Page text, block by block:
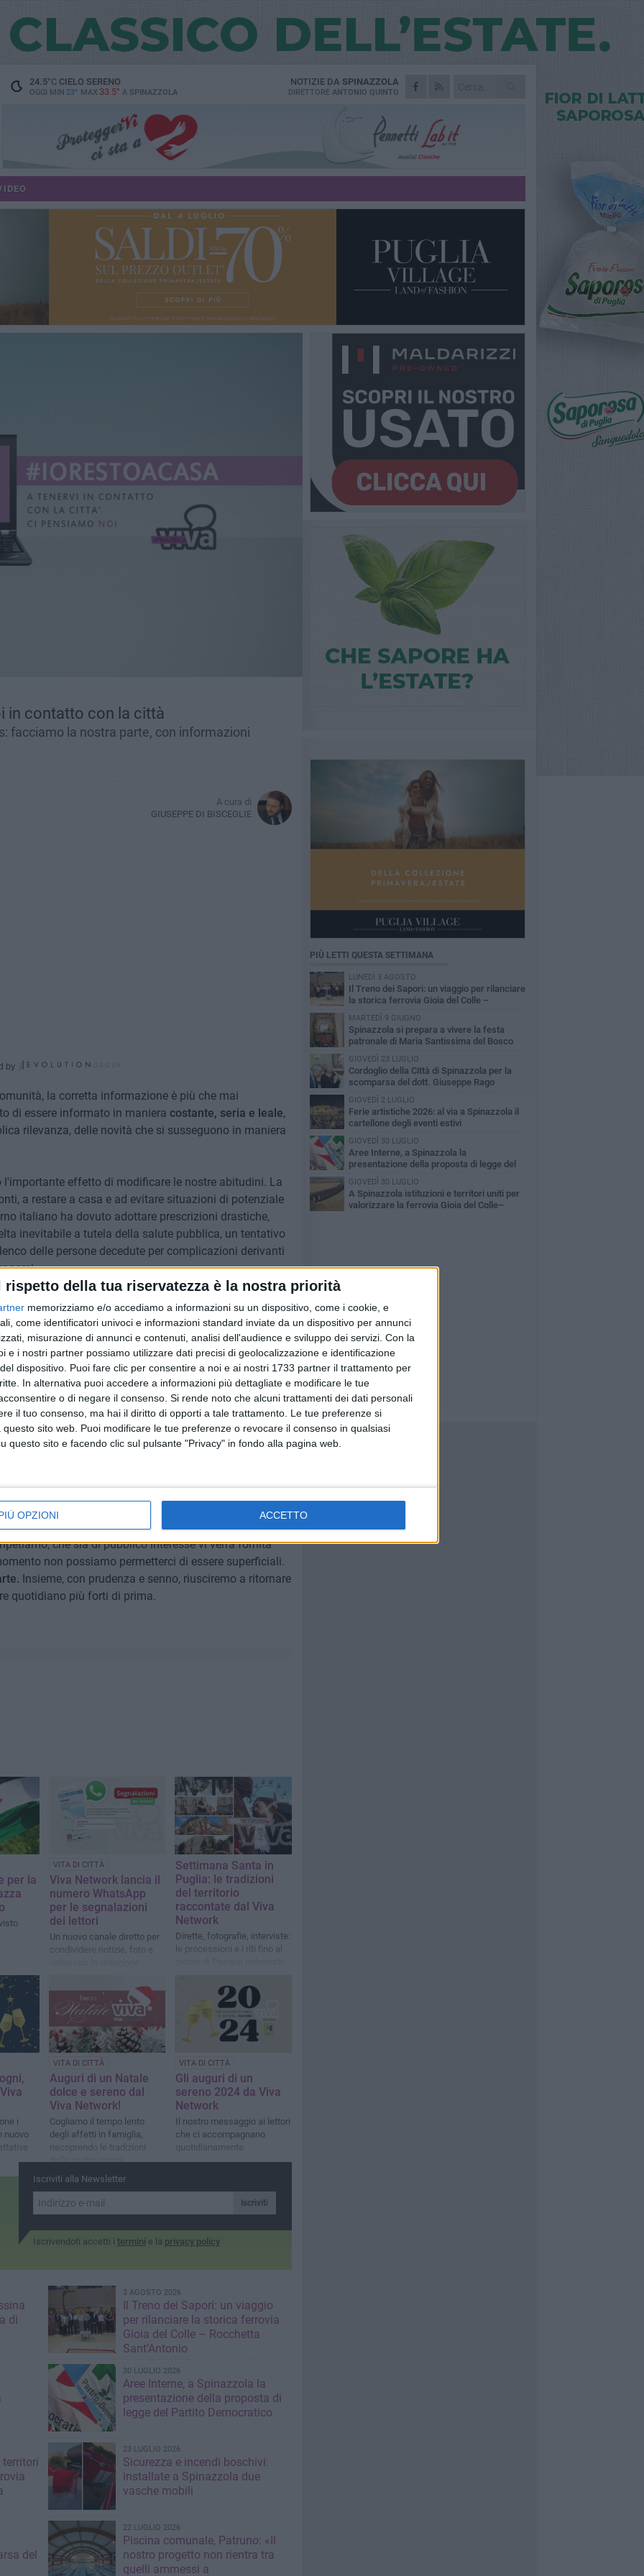
rispetto della tua riservatezza è la nostra priorità
memorizziamo e/o accediamo a informazioni su un dispositivo, come i cookie, e
come identificatori univoci e informazioni standard inviate da un dispositivo per annunci
misurazione di annunci e contenuti, analisi dell'audience e sviluppo dei servizi. Con la
e i nostri partner possiamo utilizzare dati precisi di geolocalizzazione e identificazione
dispositivo. Puoi fare clic per consentire a noi e ai nostri 1733 partner il trattamento per
In alternativa puoi accedere a informazioni più dettagliate e modificare le tue
o di negare il consenso. Si rende noto che alcuni trattamenti dei dati personali
il tuo consenso, ma hai il diritto di opporti a tale trattamento. Le tue preferenze si
sito web. Puoi modificare le tue preferenze o revocare il consenso in qualsiasi
questo sito e facendo clic sul pulsante "Privacy" in fondo alla pagina web.
OPZIONI ACCETTO
24.5°CCIELO SERENO
OGGI MIN 23° MAX 33.5° A SPINAZZOLA
NOTIZIE DA SPINAZZOLA
DIRETTORE ANTONIO QUINTO
in contatto con la città
facciamo la nostra parte, con informazioni
A cura di
GIUSEPPE DI BISCEGLIE
by
la corretta informazione è più che mai
di essere informato in maniera costante, seria e leale,
rilevanza, delle novità che si susseguono in maniera
l'importante effetto di modificare le nostre abitudini. La
a restare a casa e ad evitare situazioni di potenziale
italiano ha dovuto adottare prescrizioni drastiche,
inevitabile a tutela della salute pubblica, un tentativo
delle persone decedute per complicazioni derivanti
particolare momento storico, sentiamo l'esigenza di
ai cittadini la responsabilità di rimanere a casa. Al
garantire una corretta, tempestiva e leale informazione,
che ci lega ai nostri lettori.
rassicurarvi:vi terremo in contatto con la città, vi
proveremo a dare il massimo di noi stessi affinché
una informazione totalmente verificata e attendibile.
mezze notizie.
non verificate attraverso i social network e gli
che sia di pubblico interesse vi verrà fornita
non possiamo permetterci di essere superficiali.
Insieme, con prudenza e senno, riusciremo a ritornare
quotidiano più forti di prima.
per la
VITA DI CITTÀ
Viva Network lancia il
numero WhatsApp
per le segnalazioni
dei lettori
Un nuovo canale diretto per
condividere notizie, foto e
Settimana Santa in
Puglia: le tradizioni
del territorio
raccontate dal Viva
Network
Dirette, fotografie, interviste:
le processioni e i riti fino al
quest’anno con la
commozione per la morte di
Papa Francesco
i
nuovo
VITA DI CITTÀ
Auguri di un Natale
dolce e sereno dal
Viva Network!
Cogliamo il tempo lento
degli affetti in famiglia,
riscoprendo le tradizioni
delle nostre origini
VITA DI CITTÀ
Gli auguri di un
sereno 2024 da Viva
Network
Il nostro messaggio ai lettori
che ci accompagnano
quotidianamente
Iscriviti alla Newsletter
Iscriviti
Iscrivendoti accetti i termini e la privacy policy
di
3 AGOSTO 2026
Il Treno dei Sapori: un viaggio
per rilanciare la storica ferrovia
Gioia del Colle – Rocchetta
Sant’Antonio
30 LUGLIO 2026
Aree Interne, a Spinazzola la
presentazione della proposta di
legge del Partito Democratico
23 LUGLIO 2026
Sicurezza e incendi boschivi:
installate a Spinazzola due
vasche mobili
del
22 LUGLIO 2026
Piscina comunale, Patruno: «Il
nostro progetto non rientra tra
quelli ammessi a
PIÙ LETTI QUESTA SETTIMANA
LUNEDÌ 3 AGOSTO
Il Treno dei Sapori: un viaggio per rilanciare
la storica ferrovia Gioia del Colle –
Rocchetta Sant’Antonio
MARTEDÌ 9 GIUGNO
Spinazzola si prepara a vivere la festa
patronale di Maria Santissima del Bosco
GIOVEDÌ 23 LUGLIO
Cordoglio della Città di Spinazzola per la
scomparsa del dott. Giuseppe Rago
GIOVEDÌ 2 LUGLIO
Ferie artistiche 2026: al via a Spinazzola il
cartellone degli eventi estivi
GIOVEDÌ 30 LUGLIO
Aree Interne, a Spinazzola la
presentazione della proposta di legge del
Partito Democratico
GIOVEDÌ 30 LUGLIO
A Spinazzola istituzioni e territori uniti per
valorizzare la ferrovia Gioia del Colle–